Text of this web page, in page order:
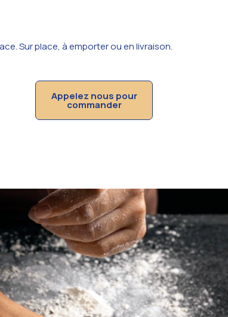
Sur place, à emporter ou en livraison.
Appelez nous pour
commander